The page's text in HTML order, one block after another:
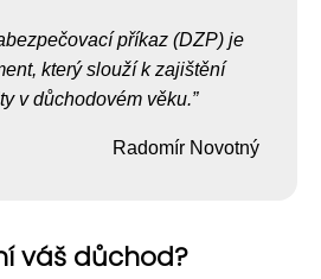
příkaz (DZP) je
který slouží k zajištění
v důchodovém věku.
Radomír Novotný
váš důchod?